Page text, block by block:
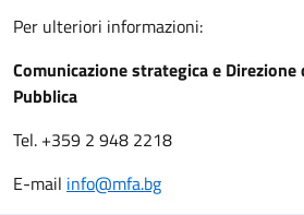
Per ulteriori informazioni:
Comunicazione strategica e Direzione
Pubblica
Tel. +359 2 948 2218
E-mail info@mfa.bg